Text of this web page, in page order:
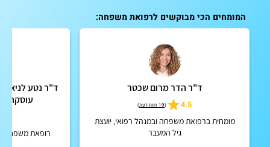
המומחים הכי מבוקשים לרפואת משפחה:
ד"ר הדר מרום שכטר
4.5
(19 חוות דעת )
מומחית ברפואת משפחה ובמנהל רפואי, יועצת
גיל המעבר
ד"ר נטע
עוסקת
רופאת משפחה,